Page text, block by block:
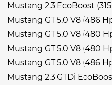
Mustang 2.3 EcoBoost
Mustang GT 5.0 V8 (486
Mustang GT 5.0 V8 (480
Mustang GT 5.0 V8 (480
Mustang GT 5.0 V8 (486
Mustang 2.3 GTDi